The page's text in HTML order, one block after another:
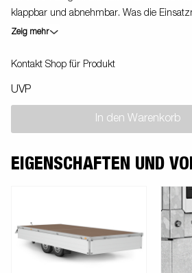
klappbar und abnehmbar. Was die
kannst den Anhänger auch als Plattform
einfach deine Ladung zu sichern. Schau
Veranschaulichung. Abbildung ähnlich
Zeig mehr
Kontakt Shop für Produkt
UVP
In den Warenkorb
EIGENSCHAFTEN UND